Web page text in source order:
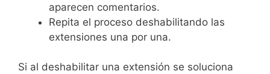
aparecen comentarios.
Repita el proceso deshabilitando las
extensiones una por una.
Si al deshabilitar una extensión se soluciona